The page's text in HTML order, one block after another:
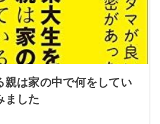
親は家の中で何をしてい
ました